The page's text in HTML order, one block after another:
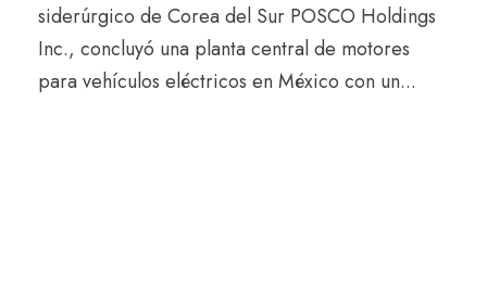
siderúrgico de Corea del Sur POSCO Holdings
Inc., concluyó una planta central de motores
para vehículos eléctricos en México con un...